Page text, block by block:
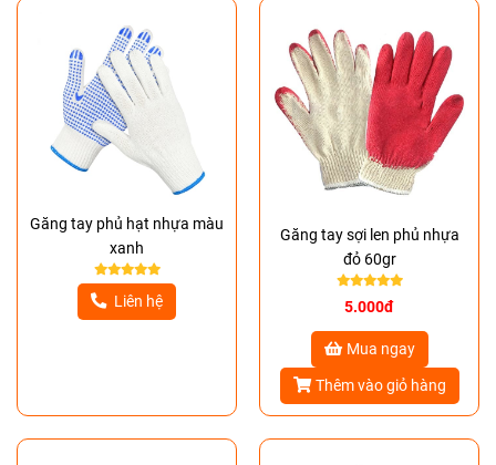
Găng tay phủ hạt nhựa màu
xanh
Liên hệ
Găng tay sợi len phủ nhựa
đỏ 60gr
5.000đ
Mua ngay
Thêm vào giỏ hàng